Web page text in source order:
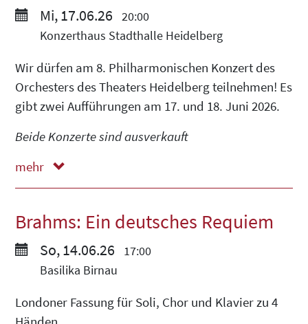
Mi, 17.06.26
20:00
Konzerthaus Stadthalle Heidelberg
Wir dürfen am 8. Philharmonischen Konzert des
Orchesters des Theaters Heidelberg teilnehmen! Es
gibt zwei Aufführungen am 17. und 18. Juni 2026.
Beide Konzerte sind ausverkauft
mehr
weniger
Brahms: Ein deutsches Requiem
So, 14.06.26
17:00
Basilika Birnau
Londoner Fassung für Soli, Chor und Klavier zu 4